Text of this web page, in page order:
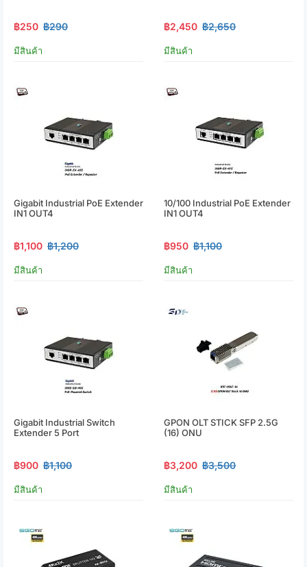
฿250 ฿290
มีสินค้า
฿2,450 ฿2,650
มีสินค้า
Gigabit Industrial PoE Extender
IN1 OUT4
฿1,100 ฿1,200
มีสินค้า
10/100 Industrial PoE Extender
IN1 OUT4
฿950 ฿1,100
มีสินค้า
Gigabit Industrial Switch
Extender 5 Port
฿900 ฿1,100
มีสินค้า
GPON OLT STICK SFP 2.5G
(16) ONU
฿3,200 ฿3,500
มีสินค้า